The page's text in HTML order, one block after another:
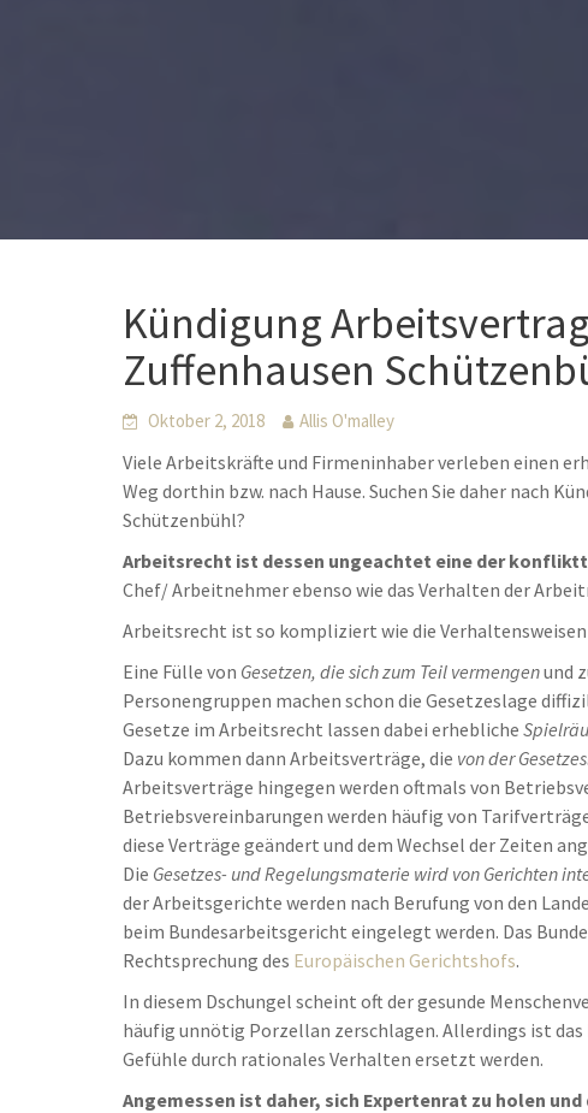
Kündigung
Zuffenhausen
Oktober 2, 2018 Allis O'malley
Viele Arbeitskräfte und Firmeninhaber verleben einen
Weg dorthin bzw. nach Hause. Suchen Sie daher nach
Schützenbühl?
Arbeitsrecht ist dessen ungeachtet eine der
Chef/ Arbeitnehmer ebenso wie das Verhalten der
Arbeitsrecht ist so kompliziert wie die
Eine Fülle von Gesetzen, die sich zum Teil vermengenund
Personengruppen machen schon die Gesetzeslage
Gesetze im Arbeitsrecht lassen dabei erhebliche
Dazu kommen dann Arbeitsverträge, die von der
Arbeitsverträge hingegen werden oftmals von
Betriebsvereinbarungen werden häufig von
diese Verträge geändert und dem Wechsel der Zeiten
Die Gesetzes- und Regelungsmaterie wird von Gerichten
der Arbeitsgerichte werden nach Berufung von den
beim Bundesarbeitsgericht eingelegt werden. Das
Rechtsprechung des Europäischen Gerichtshofs.
In diesem Dschungel scheint oft der gesunde
häufig unnötig Porzellan zerschlagen. Allerdings ist
Gefühle durch rationales Verhalten ersetzt werden.
Angemessen ist daher, sich Expertenrat zu holen